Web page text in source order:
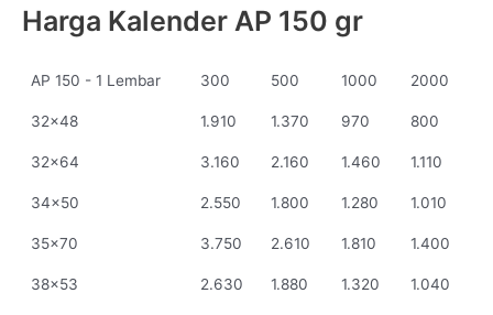
Harga Kalender AP 150 gr
AP 150 - 1 Lembar 300 500 1000 2000
32x48 1.910 1.370 970 800
32x64 3.160 2.160 1.460 1.110
34x50 2.550 1.800 1.280 1.010
35x70 3.750 2.610 1.810 1.400
38x53 2.630 1.880 1.320 1.040